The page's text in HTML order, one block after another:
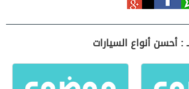
أحسن أنواع السيارات